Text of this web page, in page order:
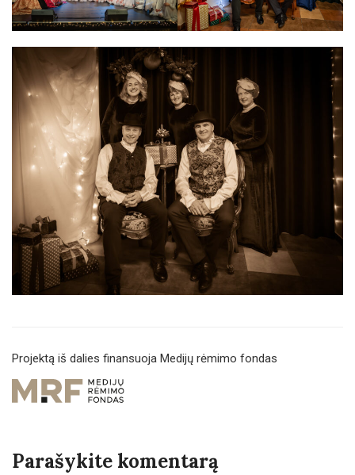
Projektą iš dalies finansuoja Medijų rėmimo fondas
Parašykite komentarą